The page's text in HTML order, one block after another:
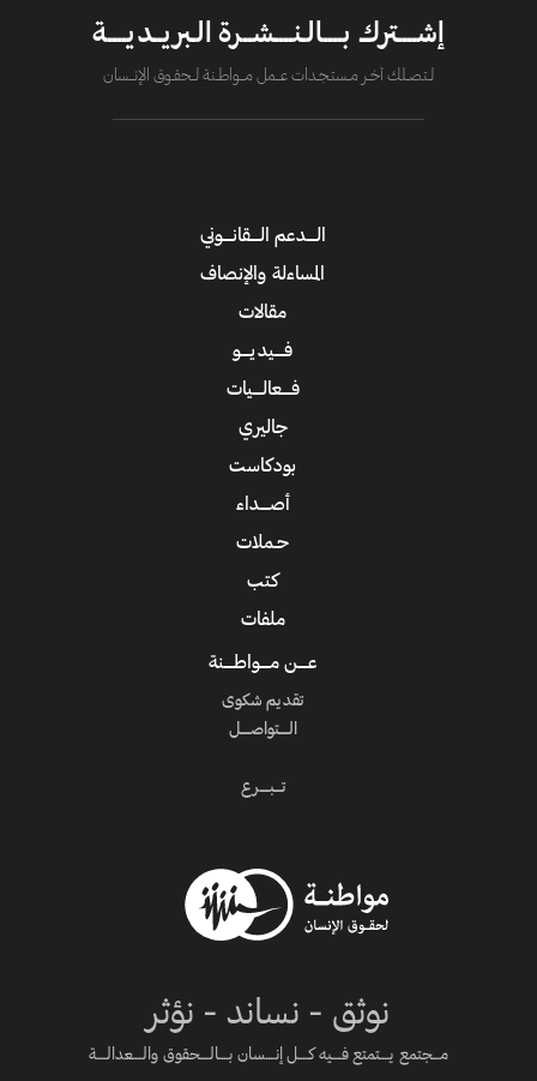
إشــــترك بــــالـنــــشــرة الـبريــديــــة
لــتصــلك آخــر مــستـجــدات عــــمل مــــواطــنة لـــحقــوق الإنــــسان
نوثق - نساند - نؤثر
مـــجتمع يــــتمتع فــــيه كــــل إنــــسان بــــالــــحقوق والــــعدالــــة
الــــدعم الــــقانــــوني
المساءلة والإنصاف
مقالات
فــــيديــــو
فــــعالــــيات
جاليري
بودكاست
أصــــداء
حـملات
كتب
ملفات
عــــن مــــواطــــنة
تقديم شكوى
الــــتواصــــل
تـــبــــرع